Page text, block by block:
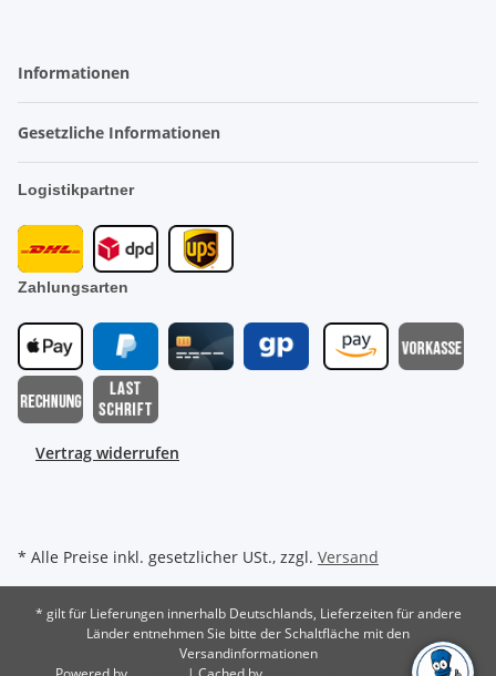
Informationen
Gesetzliche Informationen
Logistikpartner
Zahlungsarten
Vertrag widerrufen
* Alle Preise inkl. gesetzlicher USt., zzgl. Versand
* gilt für Lieferungen innerhalb Deutschlands, Lieferzeiten für andere
Länder entnehmen Sie bitte der Schaltfläche mit den
Versandinformationen